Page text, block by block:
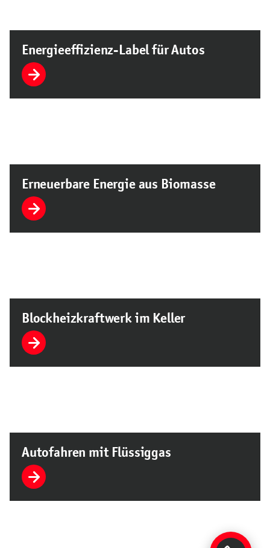
Energieeffizienz-Label für Autos
Erneuerbare Energie aus Biomasse
Blockheizkraftwerk im Keller
Autofahren mit Flüssiggas